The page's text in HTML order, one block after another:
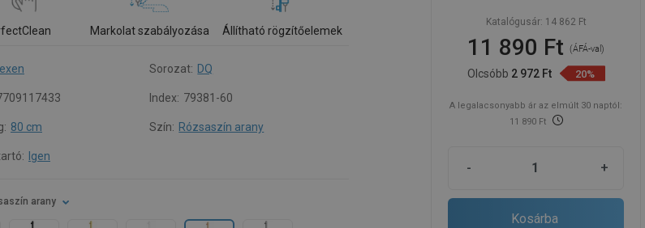
Markolat szabályozása Állítható rögzítőelemek
Sorozat: DQ
Index: 79381-60
80 cm Szín: Rózsaszín arany
Igen
arany
Katalógusár: 14 862 Ft
11 890 Ft(ÁFÁ-val)
Olcsóbb 2 972 Ft 20%
A legalacsonyabb ár az elmúlt 30 naptól:
11 890 Ft
- +
Kosárba